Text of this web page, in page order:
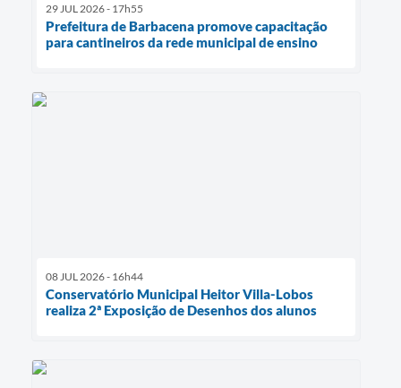
29 JUL 2026 - 17h55
Prefeitura de Barbacena promove capacitação
para cantineiros da rede municipal de ensino
08 JUL 2026 - 16h44
Conservatório Municipal Heitor Villa-Lobos
realiza 2ª Exposição de Desenhos dos alunos